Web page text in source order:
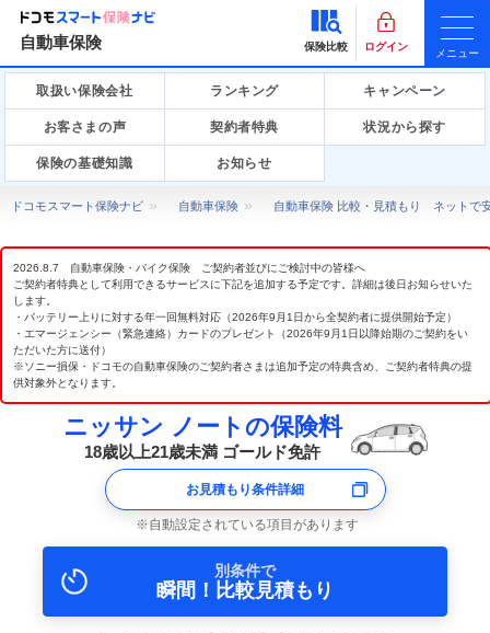
自動車保険 保険比較 ログイン
メニュー
取扱い保険会社 ランキング キャンペーン
お客さまの声 契約者特典 状況から探す
保険の基礎知識 お知らせ
ドコモスマート保険ナビ 自動車保険 自動車保険 比較・見積もり ネットで
2026.8.7 自動車保険・バイク保険 ご契約者並びにご検討中の皆様へ
ご契約者特典として利用できるサービスに下記を追加する予定です。詳細は後日お知らせいた
します。
・バッテリー上りに対する年一回無料対応（2026年9月1日から全契約者に提供開始予定）
・エマージェンシー（緊急連絡）カードのプレゼント（2026年9月1日以降始期のご契約をい
ただいた方に送付）
※ソニー損保・ドコモの自動車保険のご契約者さまは追加予定の特典含め、ご契約者特典の提
供対象外となります。
ニッサン ノートの保険料
18歳以上21歳未満 ゴールド免許
お見積もり条件詳細
自動設定されている項目があります
別条件で
瞬間！比較見積もり